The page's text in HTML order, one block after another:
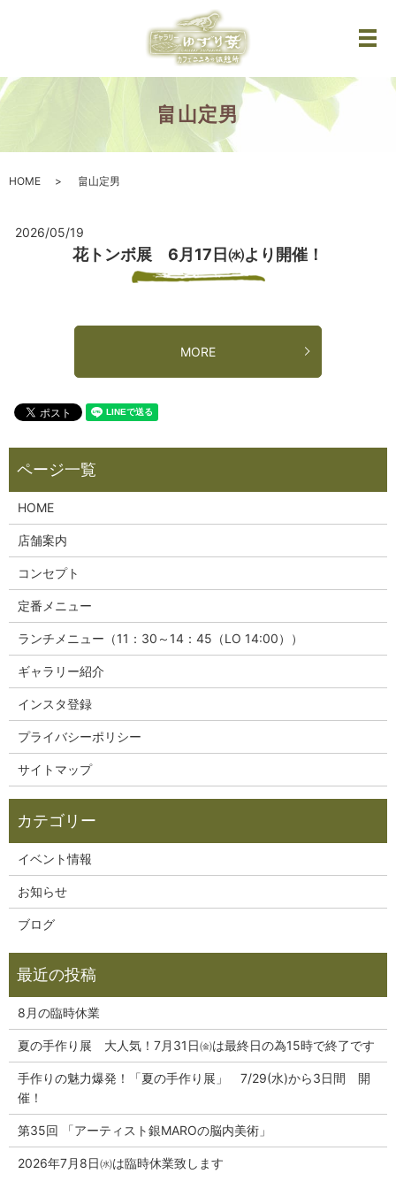
メ
畠山定男
HOME 畠山定男
2026/05/19
花トンボ展 6月17日㈬より開催！
MORE
HOME
店舗案内
コンセプト
定番メニュー
ランチメニュー（11：30～14：45（LO 14:00））
ギャラリー紹介
インスタ登録
プライバシーポリシー
サイトマップ
イベント情報
お知らせ
ブログ
8月の臨時休業
夏の手作り展 大人気！7月31日㈮は最終日の為15時で終了です
手作りの魅力爆発！「夏の手作り展」 7/29(水)から3日間 開
催！
第35回 「アーティスト銀MAROの脳内美術」
2026年7月8日㈬は臨時休業致します